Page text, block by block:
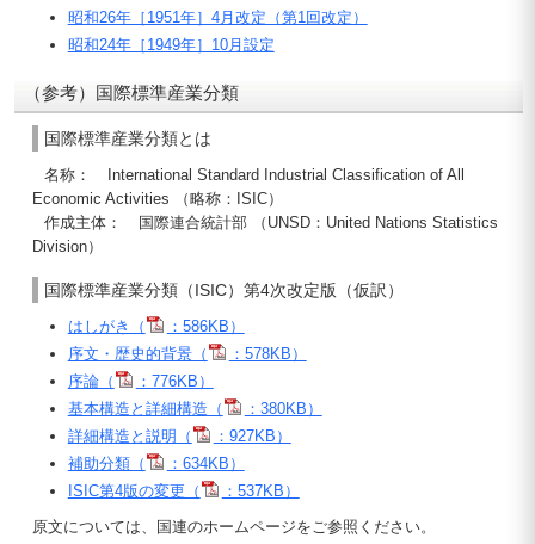
昭和26年［1951年］4月改定（第1回改定）
昭和24年［1949年］10月設定
（参考）国際標準産業分類
国際標準産業分類とは
名称：
International Standard Industrial Classification of All
Economic Activities （略称：ISIC）
作成主体：
国際連合統計部 （UNSD： United Nations Statistics
Division）
国際標準産業分類（ISIC）第4次改定版（仮訳）
はしがき（
：586KB）
序文・歴史的背景（
：578KB）
序論（
：776KB）
基本構造と詳細構造（
：380KB）
詳細構造と説明（
：927KB）
補助分類（
：634KB）
ISIC第4版の変更（
：537KB）
原文については、国連のホームページをご参照ください。